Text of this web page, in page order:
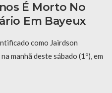
É Morto No
Em Bayeux
como Jairdson
manhã deste sábado (1º), em